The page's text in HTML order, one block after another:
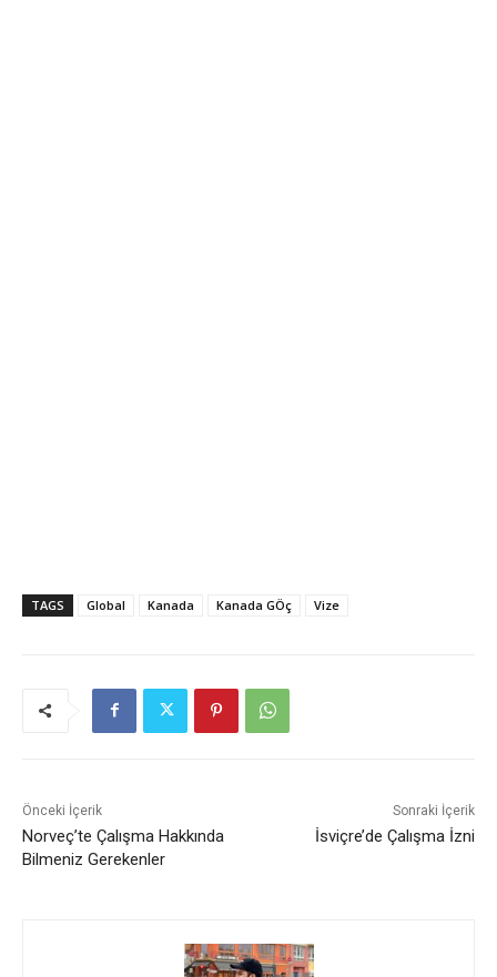
TAGS Global Kanada Kanada GÖç Vize
Önceki İçerik
Norveç’te Çalışma Hakkında
Bilmeniz Gerekenler
Sonraki İçerik
İsviçre’de Çalışma İzni